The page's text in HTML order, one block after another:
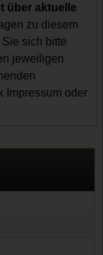
über aktuelle
zu diesem
sich bitte
jeweiligen
Impressum oder